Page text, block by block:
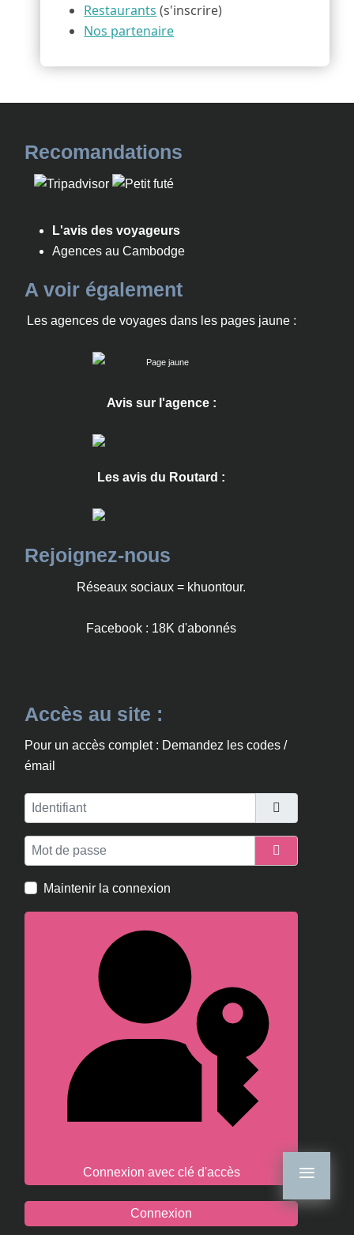
Restaurants (s'inscrire)
Nos partenaire
Recomandations
L'avis des voyageurs
Agences au Cambodge
A voir également
Les agences de voyages dans les pages jaune :
Avis sur l'agence :
Les avis du Routard :
Rejoignez-nous
Réseaux sociaux = khuontour.
Facebook : 18K d'abonnés
Accès au site :
Pour un accès complet : Demandez les codes /
émail
Identifiant
Mot de passe
Afficher le
Maintenir la connexion
Connexion avec clé d'accès
Connexion
≡